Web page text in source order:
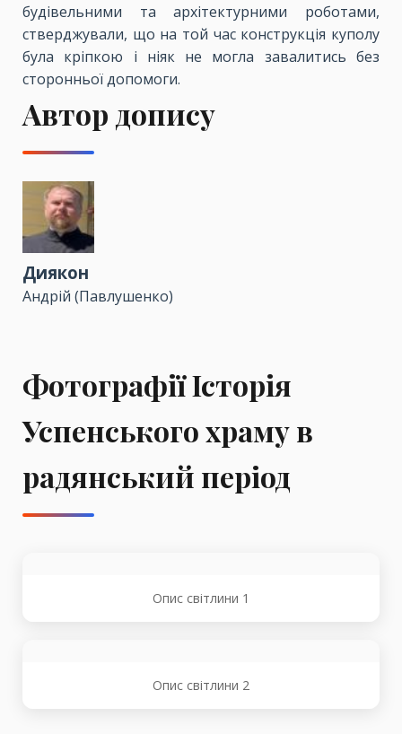
будівельними та архітектурними роботами,
стверджували, що на той час конструкція куполу
була кріпкою і ніяк не могла завалитись без
сторонньої допомоги.
Автор допису
Диякон
Андрій (Павлушенко)
Фотографії Історія
Успенського храму в
радянський період
Опис світлини 1
Опис світлини 2